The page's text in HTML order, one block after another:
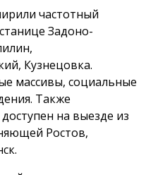
частотный
Задоно-
Кузнецовка.
массивы, социальные
Также
на выезде из
Ростов,